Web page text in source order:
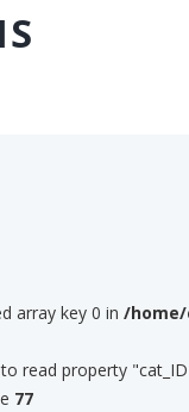
array key 0 in /
read property
77